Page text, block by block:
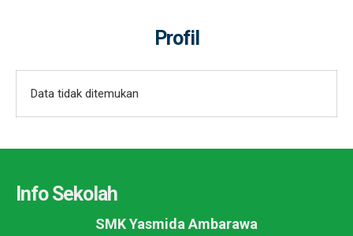
Profil
Data tidak ditemukan
Info Sekolah
SMK Yasmida Ambarawa